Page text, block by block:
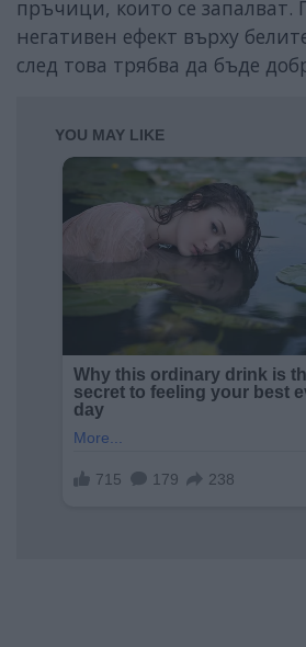
пръчици, които се
негативен ефект върху
след това трябва да бъде